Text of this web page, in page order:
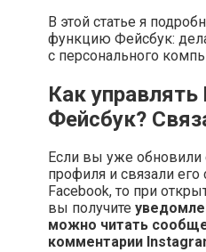
В этой статье я
функцию Фейсбук:
с персонального
Как управлять
Фейсбук?
Если вы уже обновили
профиля и связали его
Facebook, то при
вы получите
можно читать
комментарии